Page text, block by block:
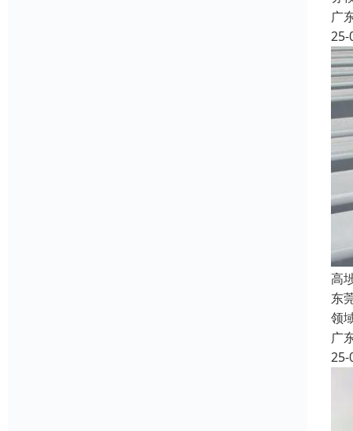
广
25-
高
东
领
广
25-